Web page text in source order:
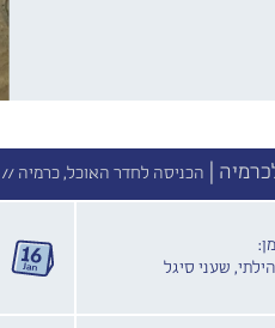
הכניסה לחדר האוכל, כרמיה //
שעני סיגל